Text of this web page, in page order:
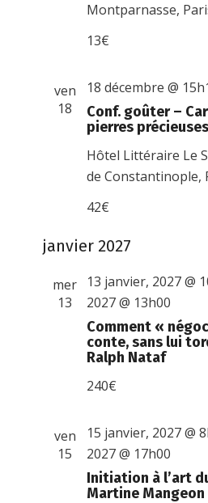
Montparnasse,
13€
ven
18
Conf. goûter –
pierres précieuses
18 décembre @
Hôtel Littéraire Le
de Constantinople,
42€
janvier 2027
mer
13
Comment «
conte, sans lui
Ralph Nataf
13 janvier, 2027 @
2027 @ 13h00
240€
ven
15
Initiation à l’art
Martine Mangeon
15 janvier, 2027 @
2027 @ 17h00